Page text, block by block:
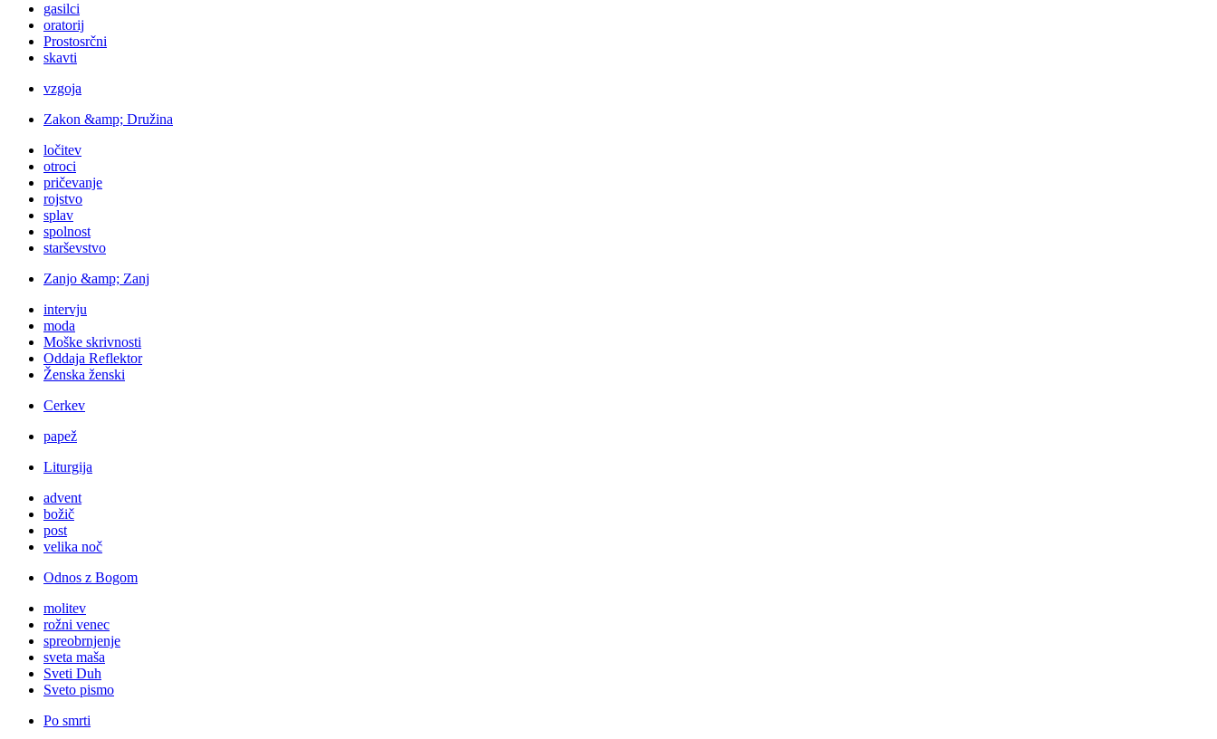
gasilci
oratorij
Prostosrčni
skavti
vzgoja
Zakon &amp; Družina
ločitev
otroci
pričevanje
rojstvo
splav
spolnost
starševstvo
Zanjo &amp; Zanj
intervju
moda
Moške skrivnosti
Oddaja Reflektor
Ženska ženski
Cerkev
papež
Liturgija
advent
božič
post
velika noč
Odnos z Bogom
molitev
rožni venec
spreobrnjenje
sveta maša
Sveti Duh
Sveto pismo
Po smrti